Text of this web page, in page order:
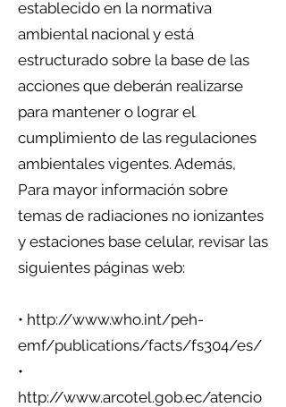
establecido en la normativa
ambiental nacional y está
estructurado sobre la base de las
acciones que deberán realizarse
para mantener o lograr el
cumplimiento de las regulaciones
ambientales vigentes. Además,
Para mayor información sobre
temas de radiaciones no ionizantes
y estaciones base celular, revisar las
siguientes páginas web:
• http://www.who.int/peh-
emf/publications/facts/fs304/es/
•
http://www.arcotel.gob.ec/atencio